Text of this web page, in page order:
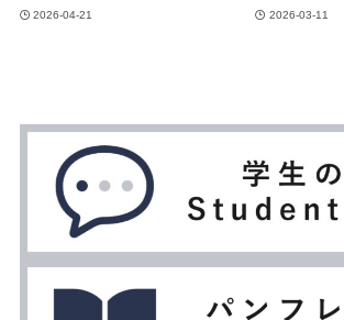
2026-04-21 2026-03-11